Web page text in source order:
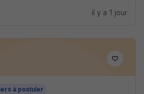
il y a 1 jour
à postuler